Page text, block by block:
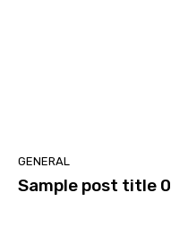
GENERAL
Sample post title 0